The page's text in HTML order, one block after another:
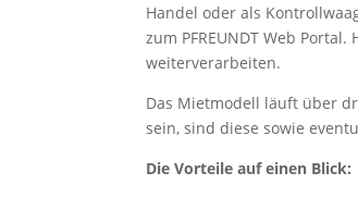
Handel oder als
zum PFREUNDT Web
weiterverarbeiten.
Das Mietmodell läuft über
sein, sind diese sowie
Die Vorteile auf einen Blick: